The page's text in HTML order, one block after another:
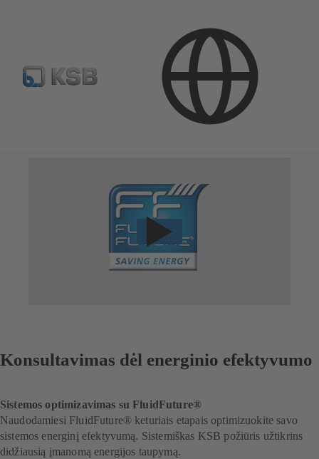
Konsultavimas ir analizė
Konsultavimas dėl energinio efektyvumo
Konsultavimas dėl energinio efektyvumo
Sistemos optimizavimas su FluidFuture®
Naudodamiesi FluidFuture® keturiais etapais optimizuokite savo
sistemos energinį efektyvumą. Sistemiškas KSB požiūris užtikrins
didžiausią įmanomą energijos taupymą.